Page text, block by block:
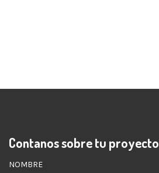
Contanos sobre tu proyecto
NOMBRE